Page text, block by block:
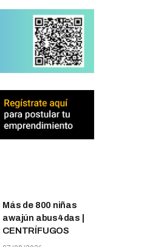
Más de 800 niñas
awajún abus4das |
CENTRÍFUGOS